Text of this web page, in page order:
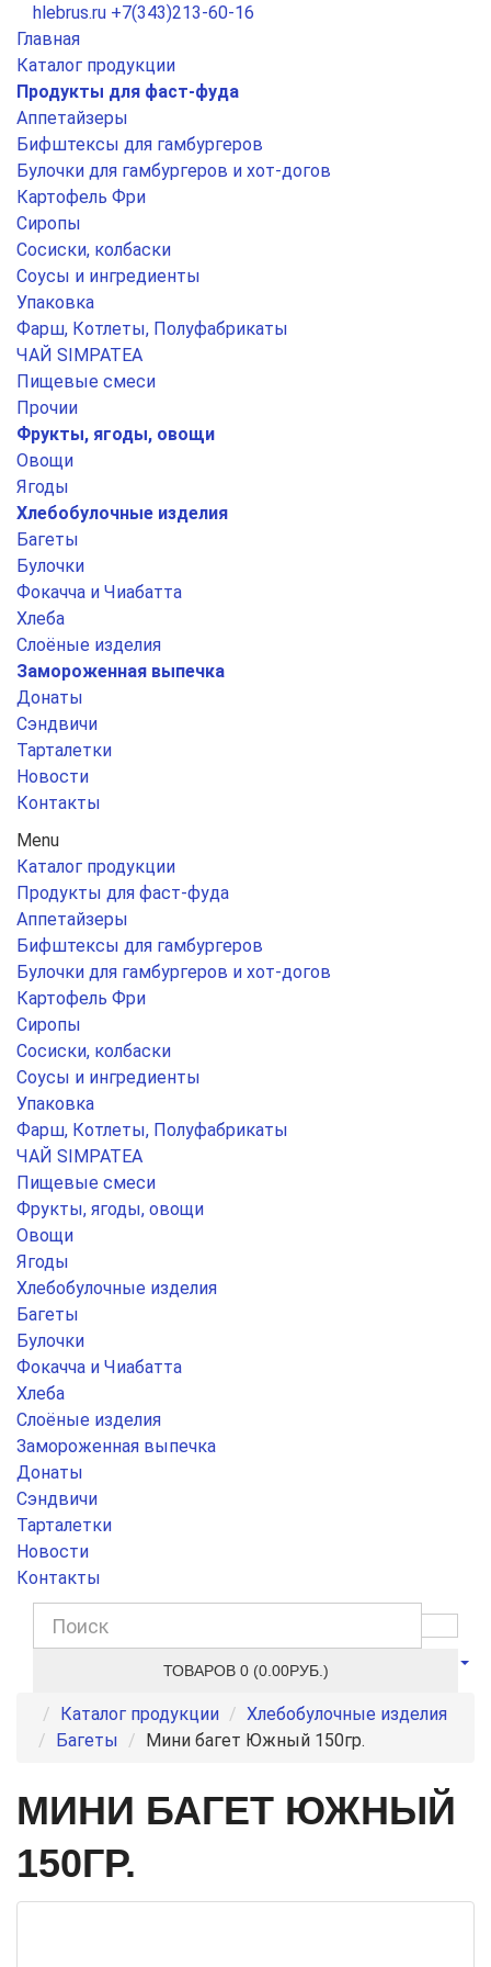
hlebrus.ru +7(343)213-60-16
Главная
Каталог продукции
Продукты для фаст-фуда
Аппетайзеры
Бифштексы для гамбургеров
Булочки для гамбургеров и хот-догов
Картофель Фри
Сиропы
Сосиски, колбаски
Соусы и ингредиенты
Упаковка
Фарш, Котлеты, Полуфабрикаты
ЧАЙ SIMPATEA
Пищевые смеси
Прочии
Фрукты, ягоды, овощи
Овощи
Ягоды
Хлебобулочные изделия
Багеты
Булочки
Фокачча и Чиабатта
Хлеба
Слоёные изделия
Замороженная выпечка
Донаты
Сэндвичи
Тарталетки
Новости
Контакты
Menu
Каталог продукции
Продукты для фаст-фуда
Аппетайзеры
Бифштексы для гамбургеров
Булочки для гамбургеров и хот-догов
Картофель Фри
Сиропы
Сосиски, колбаски
Соусы и ингредиенты
Упаковка
Фарш, Котлеты, Полуфабрикаты
ЧАЙ SIMPATEA
Пищевые смеси
Фрукты, ягоды, овощи
Овощи
Ягоды
Хлебобулочные изделия
Багеты
Булочки
Фокачча и Чиабатта
Хлеба
Слоёные изделия
Замороженная выпечка
Донаты
Сэндвичи
Тарталетки
Новости
Контакты
ТОВАРОВ 0 (0.00РУБ.)
Каталог продукции
Хлебобулочные изделия
Багеты
Мини багет Южный 150гр.
МИНИ БАГЕТ ЮЖНЫЙ
150ГР.